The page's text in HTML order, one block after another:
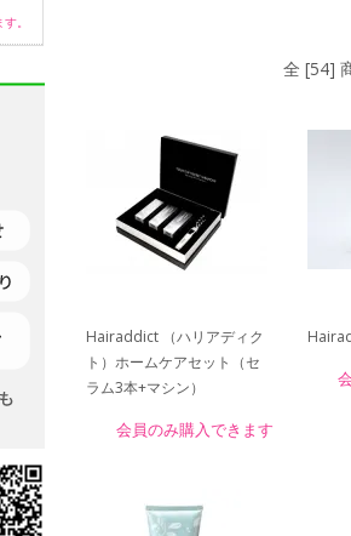
全 [54]
Hairaddict （ハリアディク
ト）ホームケアセット（セ
ラム3本+マシン）
会員のみ購入できます
。